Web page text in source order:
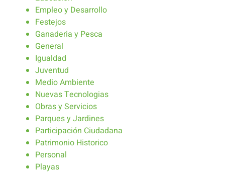
Empleo y Desarrollo
Festejos
Ganaderia y Pesca
General
Igualdad
Juventud
Medio Ambiente
Nuevas Tecnologias
Obras y Servicios
Parques y Jardines
Participación Ciudadana
Patrimonio Historico
Personal
Playas